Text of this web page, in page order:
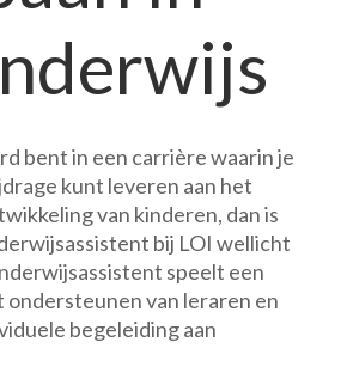
bent in een carrière waarin je
kunt leveren aan het
van kinderen, dan is
bij LOI wellicht
speelt een
ondersteunen van leraren en
begeleiding aan